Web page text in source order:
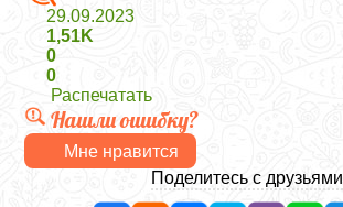
29.09.2023
1,51K
0
0
Распечатать
Нашли ошибку?
Мне нравится
Поделитесь с друзьями